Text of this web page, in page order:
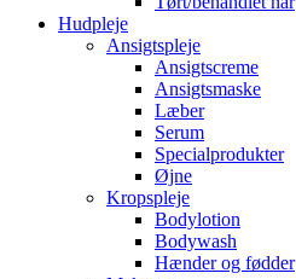
Hudpleje
Ansigtspleje
Ansigtscreme
Ansigtsmaske
Læber
Serum
Specialprodukter
Øjne
Kropspleje
Bodylotion
Bodywash
Hænder og fødder